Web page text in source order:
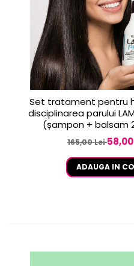
Set tratament pentru
disciplinarea parului
(șampon + balsam
165,00 Lei
ADAUGA IN